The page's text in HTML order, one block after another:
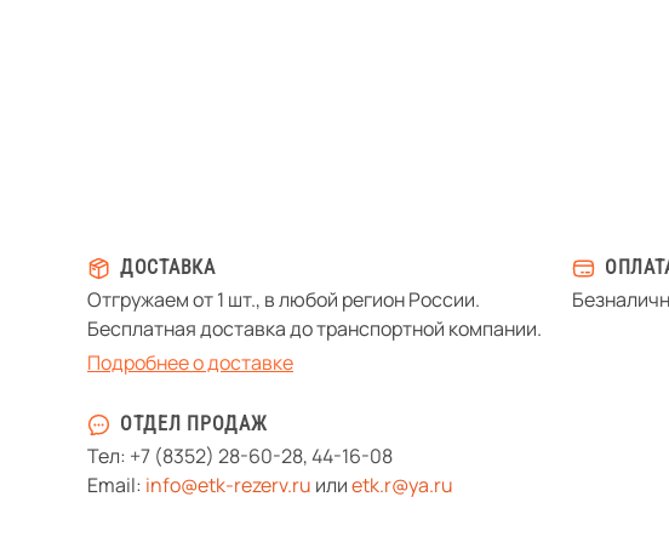
ДОСТАВКА
Отгружаем от 1 шт., в любой регион России.
Бесплатная доставка до транспортной компании.
Подробнее о доставке
ОТДЕЛ ПРОДАЖ
Тел: +7 (8352) 28-60-28,44-16-08
Email: info@etk-rezerv.ru илиetk.r@ya.ru